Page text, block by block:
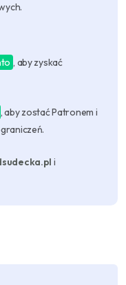
, aby zyskać
, aby zostać Patronem i
i